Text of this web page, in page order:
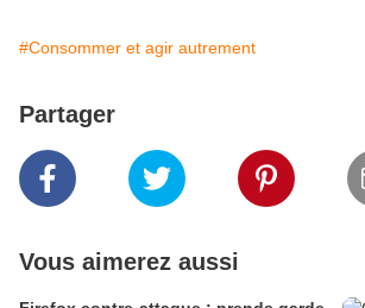
#Consommer et agir autrement
Partager
Vous aimerez aussi